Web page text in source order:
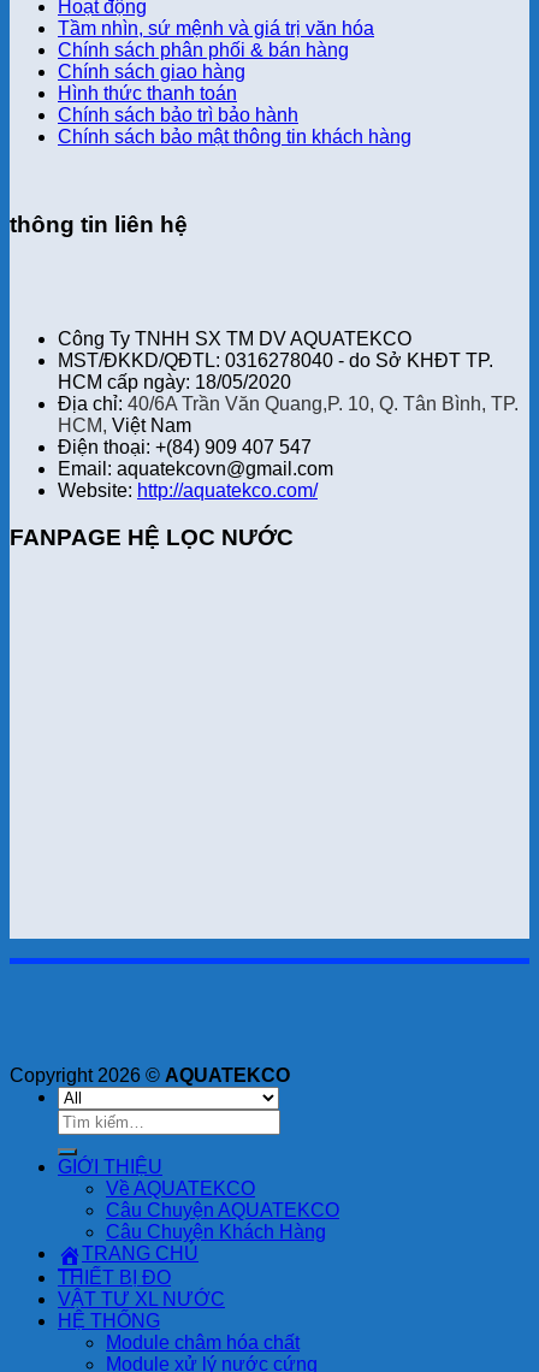
Hoạt động
Tầm nhìn, sứ mệnh và giá trị văn hóa
Chính sách phân phối & bán hàng
Chính sách giao hàng
Hình thức thanh toán
Chính sách bảo trì bảo hành
Chính sách bảo mật thông tin khách hàng
thông tin liên hệ
Công Ty TNHH SX TM DV AQUATEKCO
MST/ĐKKD/QĐTL: 0316278040 - do Sở KHĐT TP.
HCM cấp ngày: 18/05/2020
Địa chỉ: 40/6A Trần Văn Quang,P. 10, Q. Tân Bình, TP.
HCM, Việt Nam
Điện thoại: +(84) 909 407 547
Email: aquatekcovn@gmail.com
Website: http://aquatekco.com/
FANPAGE HỆ LỌC NƯỚC
Copyright 2026 © AQUATEKCO
Tìm
kiếm:
GIỚI THIỆU
Về AQUATEKCO
Câu Chuyện AQUATEKCO
Câu Chuyện Khách Hàng
TRANG CHỦ
THIẾT BỊ ĐO
VẬT TƯ XL NƯỚC
HỆ THỐNG
Module châm hóa chất
Module xử lý nước cứng